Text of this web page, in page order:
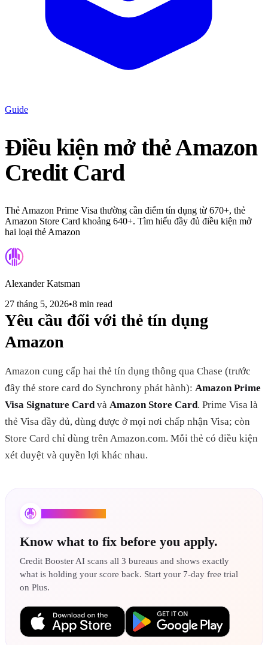
Guide
Điều kiện mở thẻ Amazon
Credit Card
Thẻ Amazon Prime Visa thường cần điểm tín dụng từ 670+, thẻ
Amazon Store Card khoảng 640+. Tìm hiểu đầy đủ điều kiện mở
hai loại thẻ Amazon
Alexander Katsman
27 tháng 5, 2026•8 min read
Yêu cầu đối với thẻ tín dụng
Amazon
Amazon cung cấp hai thẻ tín dụng thông qua Chase (trước
đây thẻ store card do Synchrony phát hành): Amazon Prime
Visa Signature Cardvà Amazon Store Card. Prime Visa là
thẻ Visa đầy đủ, dùng được ở mọi nơi chấp nhận Visa; còn
Store Card chỉ dùng trên Amazon.com. Mỗi thẻ có điều kiện
xét duyệt và quyền lợi khác nhau.
Know what to fix before you apply.
Credit Booster AI scans all 3 bureaus and shows exactly
what is holding your score back. Start your 7-day free trial
on Plus.